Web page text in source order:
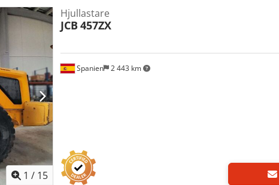
1 / 15
Spanien 2 443 km
Hjullastare
JCB 457ZX